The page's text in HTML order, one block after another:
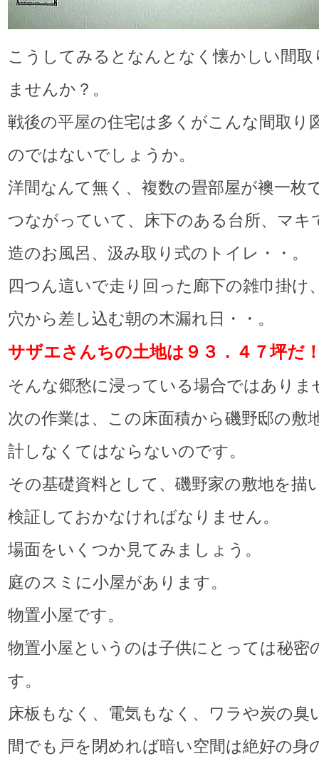
こうしてみるとなんとなく懐かしい間
ませんか？。
戦後の平屋の住宅は多くがこんな間取り
のではないでしょうか。
洋間なんて無く、複数の畳部屋が襖一枚
つながっていて、床下のある台所、マキ
造のお風呂、汲み取り式のトイレ・・。
四つん這いで走り回った廊下の雑巾掛け
穴から差し込む朝の木漏れ日・・。
サザエさんちの土地は９３．４７坪だ
そんな郷愁に浸っている場合ではありま
次の作業は、この床面積から磯野邸の敷
計しなくてはならないのです。
その基礎資料として、磯野家の敷地を描
検証しておかなければなりません。
場面をいくつか見てみましょう。
庭のスミに小屋があります。
物置小屋です。
物置小屋というのは子供にとっては秘密
す。
床板もなく、電気もなく、ワラや炭の臭
間でも戸を閉めれば暗い空間は絶好の身